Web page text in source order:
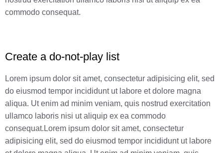
commodo consequat.
Create a do-not-play list
Lorem ipsum dolor sit amet, consectetur adipisicing elit, sed
do eiusmod tempor incididunt ut labore et dolore magna
aliqua. Ut enim ad minim veniam, quis nostrud exercitation
ullamco laboris nisi ut aliquip ex ea commodo
consequat.Lorem ipsum dolor sit amet, consectetur
adipisicing elit, sed do eiusmod tempor incididunt ut labore